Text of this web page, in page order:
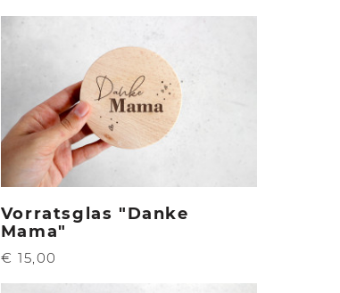
Vorratsglas "Danke
Mama"
€ 15,00